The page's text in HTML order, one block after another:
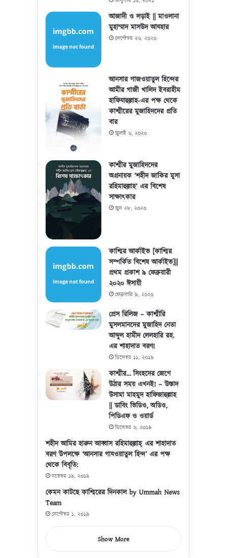
আজাদী ও লড়াই || মাওলানা
মুহাম্মাদ মাসউদ আযহার
সেপ্টেম্বর ২৬, ২০২০
আনসার গাজওয়াতুল হিন্দের
আমীর গাজী খালিদ ইবরাহীম
হাফিযাহুল্লাহ-এর পক্ষ থেকে
কাশ্মীরের মুজাহিদদের প্রতি
বার
জুলাই ৬, ২০২০
কাশ্মীর মুজাহিদদের
অগ্রনায়ক ‘শহীদ জাকির মুসা
রহিমাহুল্লাহ’ এর বিশেষ
সাক্ষাৎকার
জুন ২৮, ২০২০
কাশ্মির আর্কাইভ [কাশ্মির
সম্পর্কিত বিশেষ আর্কাইভ]||
প্রথম প্রকাশ ৯ ফেব্রুয়ারী
২০২০ ঈসায়ী
ফেব্রুয়ারি ৯, ২০২০
প্রেস রিলিজ – কাশ্মীরি
মুসলমানদের মুজাহিদ নেতা
আব্দুল হামীদ লেলহারি রহ.
এর শাহাদাত বরণ!
ডিসেম্বর ১১, ২০১৯
কাশ্মীর… সিংহদের জেগে
উঠার সময় এখনই! – উস্তাদ
উসামা মাহমুদ হাফিজাহুল্লাহ
|| ডাবিং ভিডিও, অডিও,
পিডিএফ ও ওয়ার্ড
ডিসেম্বর ৬, ২০১৯
শহীদ আমির হারুন আব্বাস রহিমাহুল্লাহ্ এর শাহাদাত
বরণ উপলক্ষে ‘আনসার গাযওয়াতুল হিন্দ’ এর পক্ষ
থেকে বিবৃতি:
নভেম্বর ১৯, ২০১৯
কেমন কাটছে কাশ্মিরের দিনকাল by Ummah News
Team
সেপ্টেম্বর ১, ২০১৯
Show More